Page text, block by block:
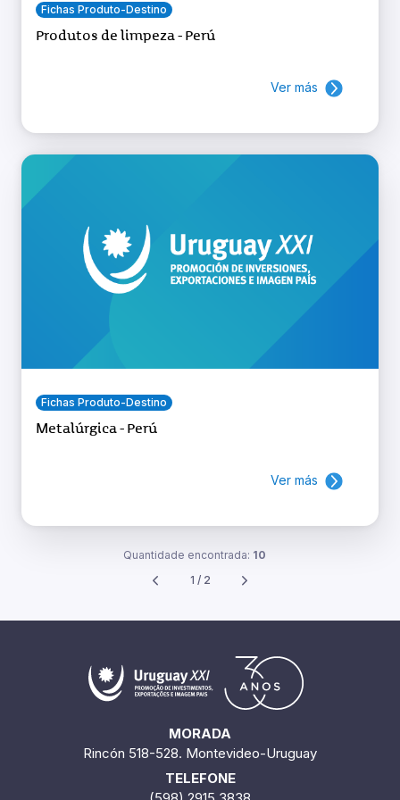
Fichas Produto-Destino
Produtos de limpeza - Perú
Ver más
Fichas Produto-Destino
Metalúrgica - Perú
Ver más
Quantidade encontrada: 10
1 / 2
MORADA
Rincón 518-528. Montevideo-Uruguay
TELEFONE